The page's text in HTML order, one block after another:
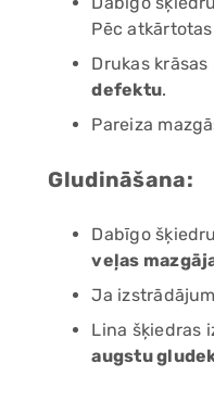
Pēc
Drukas
defektu.
Pareiza
Gludināšana:
Dabīgo
veļas
Ja
Lina šķiedras
augstu